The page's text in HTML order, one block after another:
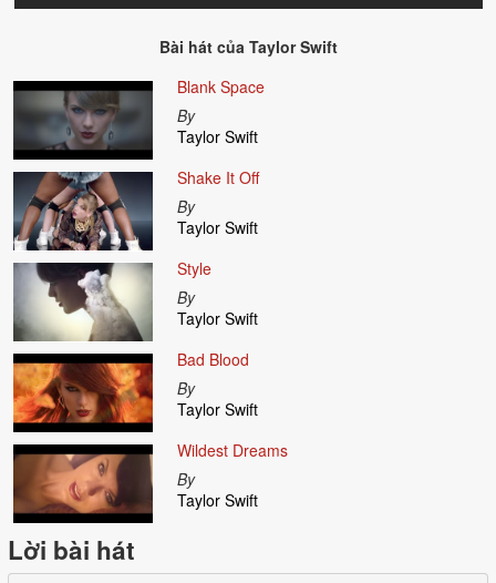
Bài hát của Taylor Swift
Blank Space
By
Taylor Swift
Shake It Off
By
Taylor Swift
Style
By
Taylor Swift
Bad Blood
By
Taylor Swift
Wildest Dreams
By
Taylor Swift
Lời bài hát